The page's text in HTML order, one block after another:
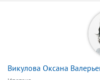
Викулова Оксана